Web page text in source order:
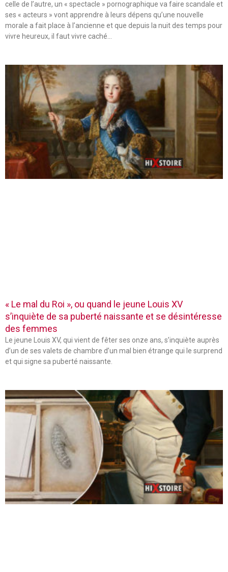
celle de l’autre, un « spectacle » pornographique va faire scandale et
ses « acteurs » vont apprendre à leurs dépens qu’une nouvelle
morale a fait place à l’ancienne et que depuis la nuit des temps pour
vivre heureux, il faut vivre caché…
« Le mal du Roi », ou quand le jeune Louis XV
s’inquiète de sa puberté naissante et se désintéresse
des femmes
Le jeune Louis XV, qui vient de fêter ses onze ans, s’inquiète auprès
d’un de ses valets de chambre d’un mal bien étrange qui le surprend
et qui signe sa puberté naissante.